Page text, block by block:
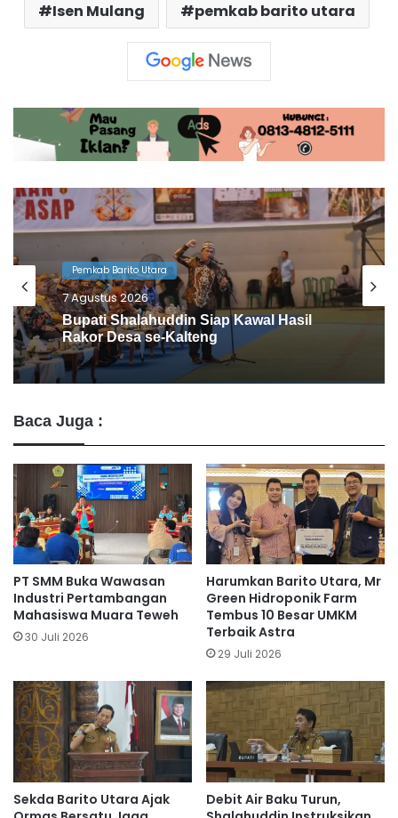
Isen Mulang pemkab barito utara
Pemkab Barito Utara
6 Agustus 2026
Barito Utara Kaji Tiru Inovasi Unggulan
Pemkab Bantul
Baca Juga :
PT SMM Buka Wawasan
Industri Pertambangan
Mahasiswa Muara Teweh
30 Juli 2026
Harumkan Barito Utara, Mr
Green Hidroponik Farm
Tembus 10 Besar UMKM
Terbaik Astra
29 Juli 2026
Sekda Barito Utara Ajak
Debit Air Baku Turun,